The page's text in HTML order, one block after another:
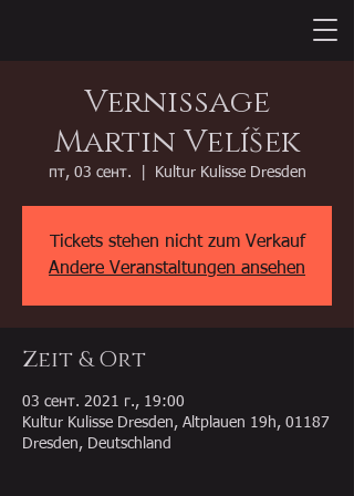
Vernissage
Martin Velíšek
пт, 03 сент. Kultur Kulisse Dresden
Tickets stehen nicht zum Verkauf
Andere Veranstaltungen ansehen
Zeit & Ort
03 сент. 2021 г., 19:00
Kultur Kulisse Dresden, Altplauen 19h, 01187
Dresden, Deutschland